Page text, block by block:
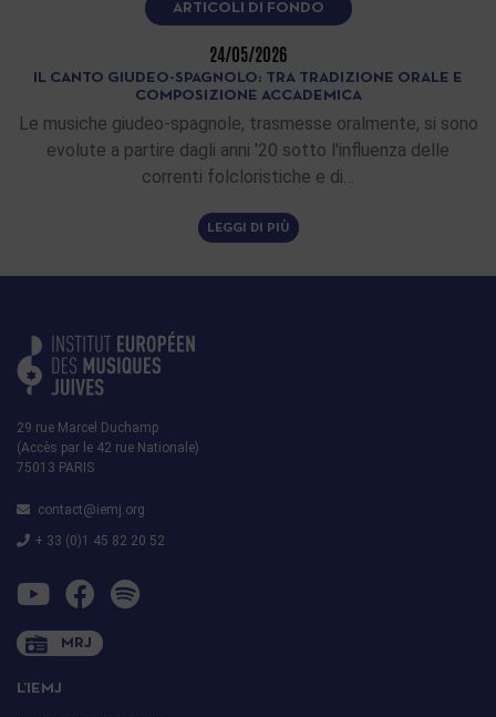
ARTICOLI DI FONDO
24/05/2026
IL CANTO GIUDEO-SPAGNOLO: TRA TRADIZIONE ORALE E
COMPOSIZIONE ACCADEMICA
Le musiche giudeo-spagnole, trasmesse oralmente, si sono
evolute a partire dagli anni '20 sotto l'influenza delle
correnti folcloristiche e di…
LEGGI DI PIÙ
29 rue Marcel Duchamp
(Accès par le 42 rue Nationale)
75013 PARIS
contact@iemj.org
+ 33 (0)1 45 82 20 52
MRJ
L’IEMJ